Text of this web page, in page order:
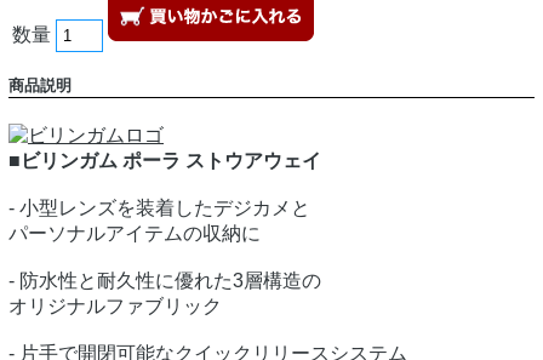
数量
商品説明
■ビリンガム ポーラ ストウアウェイ
- 小型レンズを装着したデジカメと
パーソナルアイテムの収納に
- 防水性と耐久性に優れた3層構造の
オリジナルファブリック
- 片手で開閉可能なクイックリリースシステム